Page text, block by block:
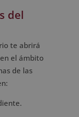
del
te abrirá
el ámbito
de las